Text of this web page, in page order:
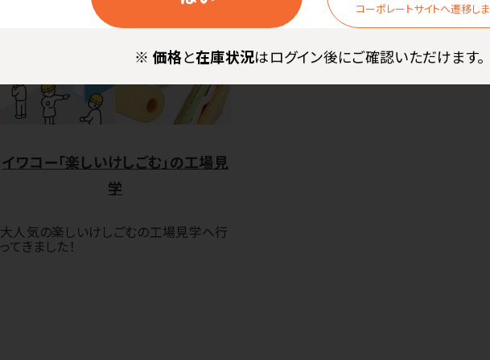
コーポレートサイトへ遷移し
※ 価格と在庫状況はログイン後にご確認いただけます。
イワコー「楽しいけしごむ」の工場見
学
大人気の楽しいけしごむの工場見学へ行
ってきました！